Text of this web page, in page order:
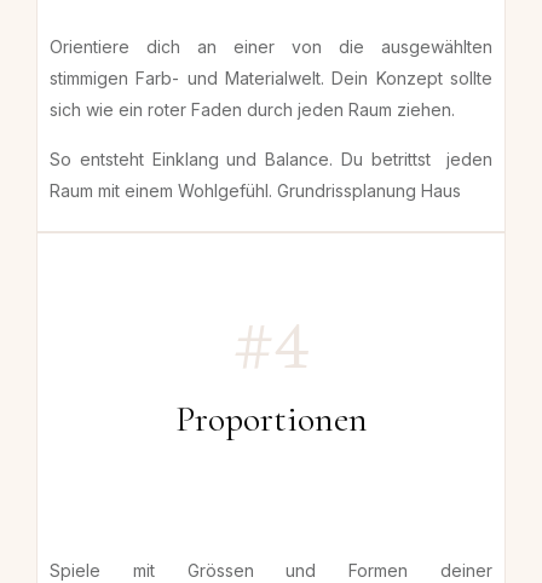
Orientiere dich an einer von die ausgewählten
stimmigen Farb- und Materialwelt.Dein Konzept sollte
sich wie ein roter Faden durch jeden Raum ziehen.
So entsteht Einklang und Balance. Du betrittst jeden
Raum mit einem Wohlgefühl. Grundrissplanung Haus
#4
Proportionen
Spiele mit Grössen und Formen deiner